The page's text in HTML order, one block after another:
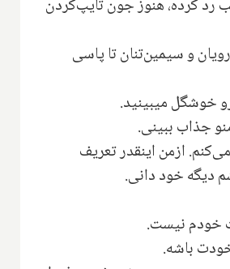
الان ۱۲ شب رد کرده، هنوز جون تایپ‌کردن
و سیمین‌تنان تا پاسی
خوشگل میبینید.
جذاب ببینی.
ازمن اینقدر تعریف
دیگه خود دانی.
خودم نیست.
باشه.